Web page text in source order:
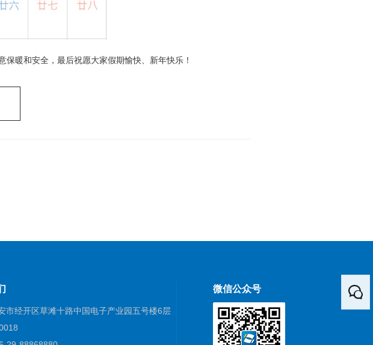
保暖和安全，最后祝愿大家假期愉快、新年快乐！
市经开区草滩十路中国电子产业园五号楼6层
微信公众号